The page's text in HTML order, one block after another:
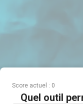
Score actuel : 0
Quel outil